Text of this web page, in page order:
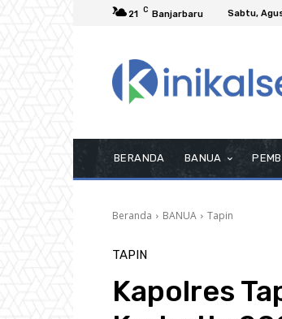
21 C Banjarbaru Sabtu,
BERANDA BANUA
Beranda BANUA Tapin
TAPIN
Kapolres